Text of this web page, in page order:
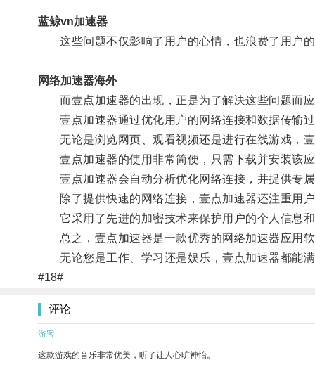
蓝鲸vn加速器
这些问题不仅影响了用户的心情，也浪费了用户的
网络加速器海外
而壹点加速器的出现，正是为了解决这些问题而应
壹点加速器通过优化用户的网络连接和数据传输过
无论是浏览网页、观看视频还是进行在线游戏，壹
壹点加速器的使用非常简便，只需下载并安装该应
壹点加速器会自动分析优化网络连接，并提供专属
除了提供快速的网络连接，壹点加速器还注重用户
它采用了先进的加密技术来保护用户的个人信息和
总之，壹点加速器是一款优秀的网络加速器应用软
无论您是工作、学习还是娱乐，壹点加速器都能满
#18#
评论
游客
这款游戏的音乐非常优美，听了让人心旷神怡。